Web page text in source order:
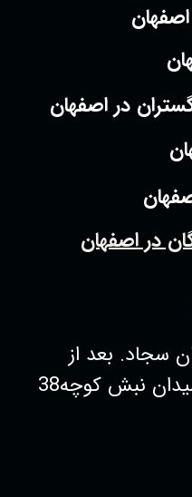
سجاد. بعد از
چهارراه سپهسالار حدفاصل میدان نبش کوچه38
در اصفهان
در اصفهان